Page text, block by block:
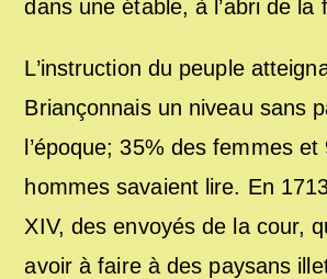
dans une étable, à l’abri de la
L’instruction du peuple
Briançonnais un niveau sans
l’époque; 35% des femmes
hommes savaient lire. En
XIV, des envoyés de la cour,
avoir à faire à des paysans